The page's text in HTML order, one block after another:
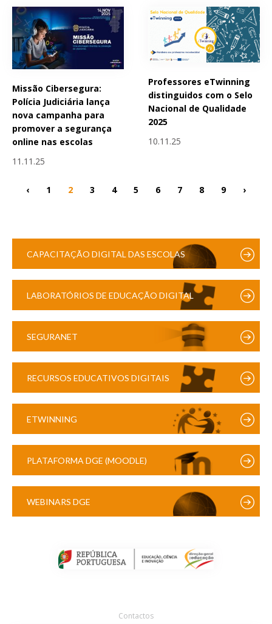
Missão Cibersegura:
Polícia Judiciária lança
nova campanha para
promover a segurança
online nas escolas
11.11.25
Professores eTwinning
distinguidos com o Selo
Nacional de Qualidade
2025
10.11.25
‹ 1 2 3 4 5 6 7 8 9 ›
CAPACITAÇÃO DIGITAL DAS ESCOLAS
LABORATÓRIOS DE EDUCAÇÃO DIGITAL
SEGURANET
RECURSOS EDUCATIVOS DIGITAIS
ETWINNING
PLATAFORMA DGE (MOODLE)
WEBINARS DGE
Contactos